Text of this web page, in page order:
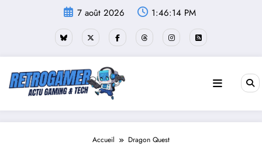
7 août 2026 1:46:14 PM
Accueil Dragon Quest